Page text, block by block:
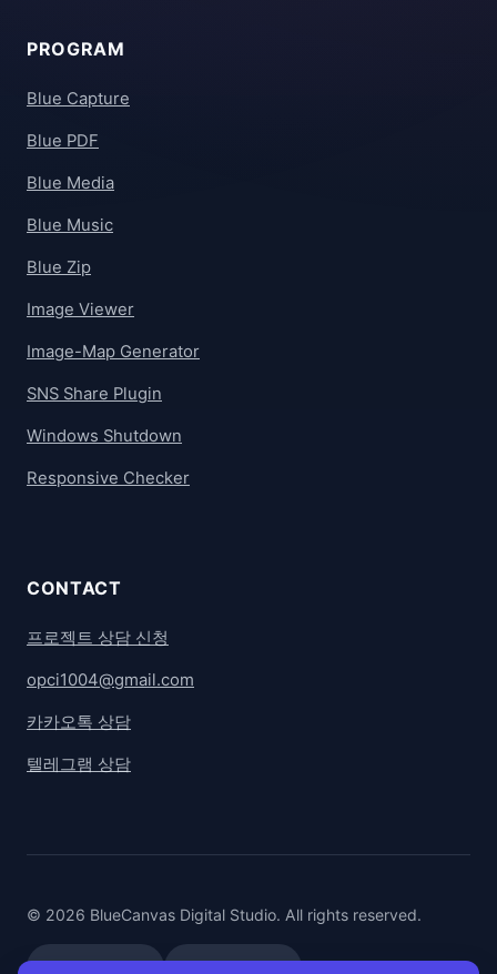
PROGRAM
Blue Capture
Blue PDF
Blue Media
Blue Music
Blue Zip
Image Viewer
Image-Map Generator
SNS Share Plugin
Windows Shutdown
Responsive Checker
CONTACT
프로젝트 상담 신청
opci1004@gmail.com
카카오톡 상담
텔레그램 상담
© 2026 BlueCanvas Digital Studio. All rights reserved.